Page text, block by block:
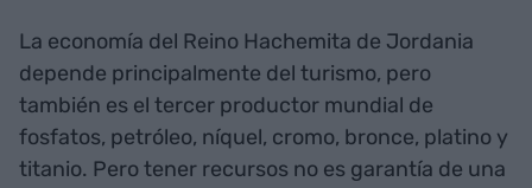
La economía del Reino Hachemita de Jordania
depende principalmente del turismo, pero
también es el tercer productor mundial de
fosfatos, petróleo, níquel, cromo, bronce, platino y
titanio. Pero tener recursos no es garantía de una